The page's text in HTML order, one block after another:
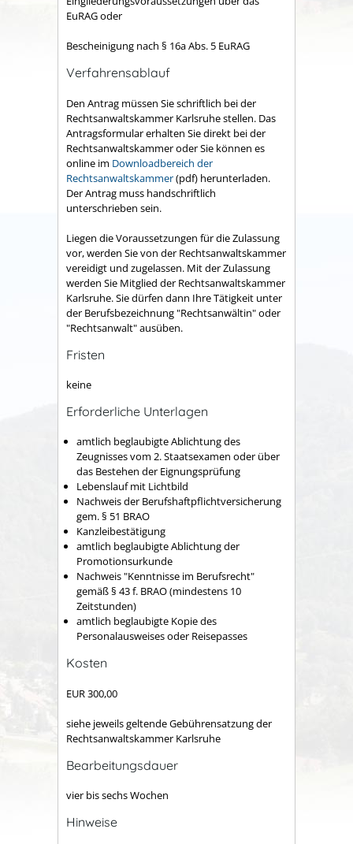
EuRAG oder
Bescheinigung nach § 16a Abs. 5 EuRAG
Verfahrensablauf
Den Antrag müssen Sie schriftlich bei der
Rechtsanwaltskammer Karlsruhe stellen. Das
Antragsformular erhalten Sie direkt bei der
Rechtsanwaltskammer oder Sie können es
online im Downloadbereich der
Rechtsanwaltskammer(pdf) herunterladen.
Der Antrag muss handschriftlich
unterschrieben sein.
Liegen die Voraussetzungen für die Zulassung
vor, werden Sie von der Rechtsanwaltskammer
vereidigt und zugelassen. Mit der Zulassung
werden Sie Mitglied der Rechtsanwaltskammer
Karlsruhe. Sie dürfen dann Ihre Tätigkeit unter
der Berufsbezeichnung "Rechtsanwältin" oder
"Rechtsanwalt" ausüben.
Fristen
keine
Erforderliche Unterlagen
amtlich beglaubigte Ablichtung des
Zeugnisses vom 2. Staatsexamen oder über
das Bestehen der Eignungsprüfung
Lebenslauf mit Lichtbild
Nachweis der Berufshaftpflichtversicherung
gem. § 51 BRAO
Kanzleibestätigung
amtlich beglaubigte Ablichtung der
Promotionsurkunde
Nachweis "Kenntnisse im Berufsrecht"
gemäß § 43 f. BRAO (mindestens 10
Zeitstunden)
amtlich beglaubigte Kopie des
Personalausweises oder Reisepasses
Kosten
EUR 300,00
siehe jeweils geltende Gebührensatzung der
Rechtsanwaltskammer Karlsruhe
Bearbeitungsdauer
vier bis sechs Wochen
Hinweise